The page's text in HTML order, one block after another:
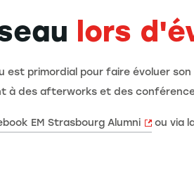
lors
primordial pour faire évoluer
à des afterworks et des
EM Strasbourg Alumni ou via